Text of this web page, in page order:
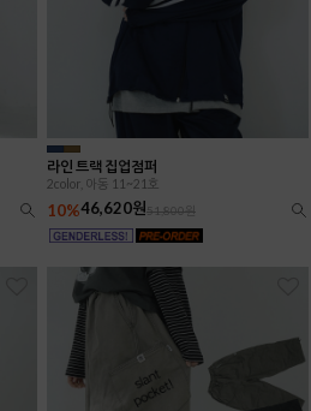
라인 트랙 집업점퍼
2color, 아동 11~21호
10%46,620원51,800원